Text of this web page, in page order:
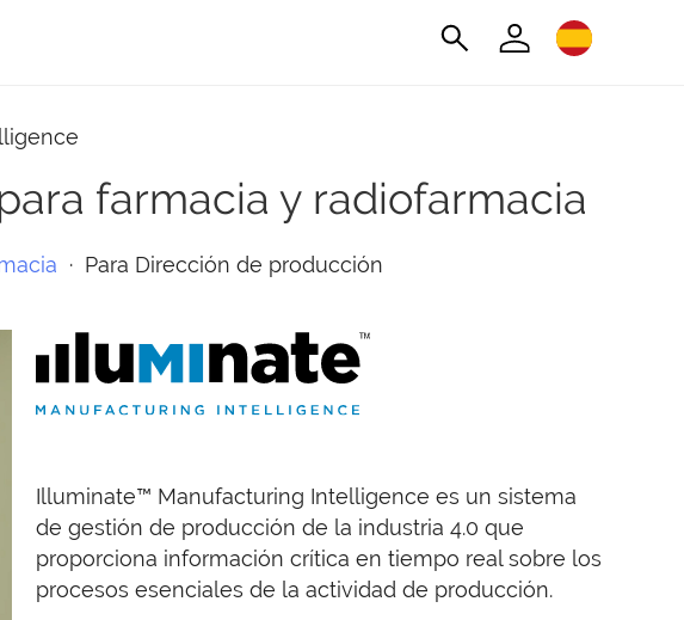
farmacia y radiofarmacia
· Para Dirección de producción
Illuminate™ Manufacturing Intelligence es un sistema
de gestión de producción de la industria 4.0 que
proporciona información crítica en tiempo real sobre los
procesos esenciales de la actividad de producción.